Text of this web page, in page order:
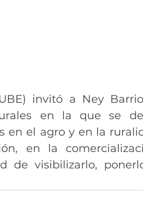
invitó a Ney
en la que se
en el agro y en la
en la
de visibilizarlo,